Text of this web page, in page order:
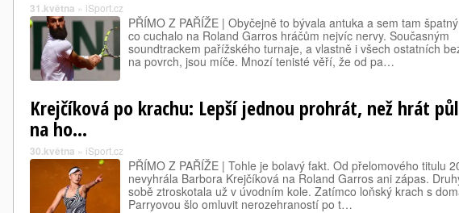
31.května » iSport.cz
PŘÍMO Z PAŘÍŽE | Obyčejně to bývala antuka a sem tam
co cuchalo na Roland Garros hráčům nejvíc nervy. Současným
soundtrackem pařížského turnaje, a vlastně i všech ostatních
na povrch, jsou míče. Mnozí tenisté věří, že od pa…
Krejčíková po krachu: Lepší jednou prohrát, než hrát
na ho...
30.května » iSport.cz
PŘÍMO Z PAŘÍŽE | Tohle je bolavý fakt. Od přelomového titulu
nevyhrála Barbora Krejčíková na Roland Garros ani zápas.
sobě ztroskotala už v úvodním kole. Zatímco loňský krach s
Parryovou šlo omluvit nerozehraností po t…